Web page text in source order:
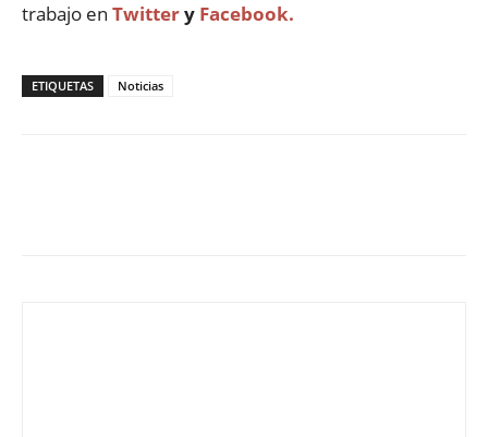
trabajo en Twittery Facebook.
ETIQUETAS Noticias